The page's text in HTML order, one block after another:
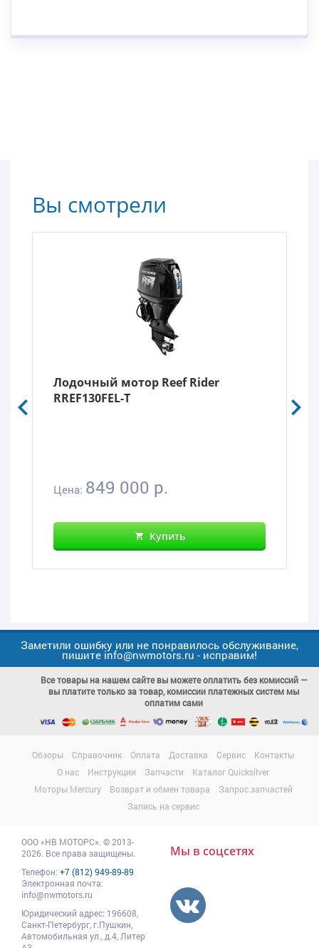
Вы смотрели
Лодочный мотор Reef Rider
RREF130FEL-T
Цена: 849 000 р.
Купить
Заметили ошибку или не понравилось обслуживание,
пишите info@nwmotors.ru - исправим!
Все товары на нашем сайте вы можете оплатить без комиссий —
вы платите только за товар, комиссии платежных систем мы
оплатим сами
Обзоры Справочник Оплата Доставка Сервис
Контакты
О нас
Инструкции Запчасти
Каталог Quicksilver
Моторы Mercury
Возврат и обмен товара
Запрос запчастей
Запись на сервис
ООО«НВ МОТОРС». © 2013-
2026. Все права защищены.
Телефон: +7 (812) 949-89-89
Электронная почта:
info@nwmotors.ru
Юридический адрес: 196608,
Санкт-Петербург, г.Пушкин,
Автомобильная ул., д.4, Литер
Мы в соцсетях